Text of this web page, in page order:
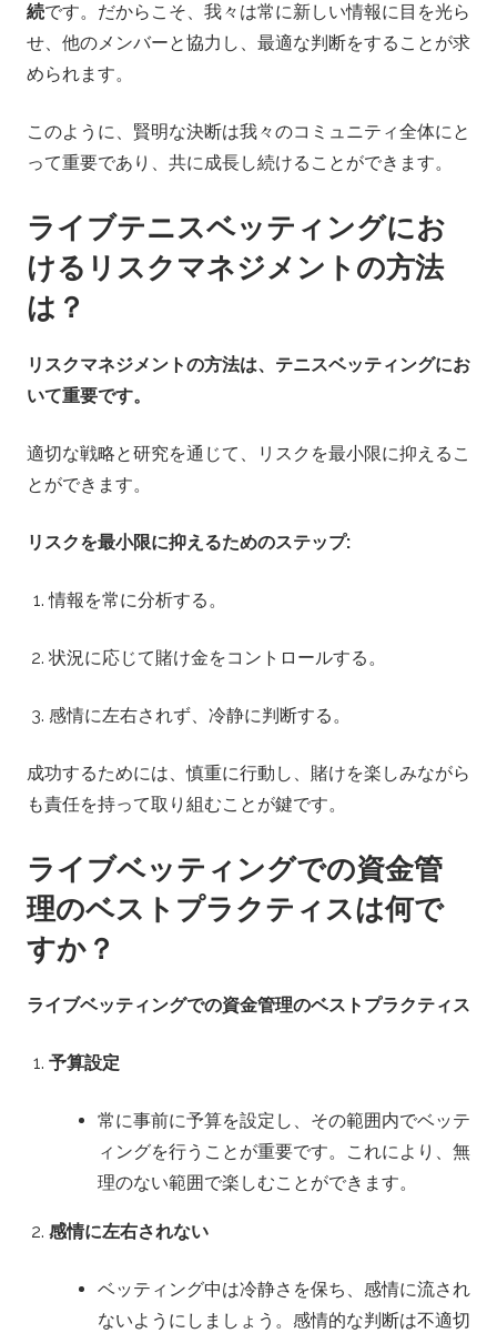
続です。だからこそ、我々は常に新しい情報に目を光ら
せ、他のメンバーと協力し、最適な判断をすることが求
められます。
このように、賢明な決断は我々のコミュニティ全体にと
って重要であり、共に成長し続けることができます。
ライブテニスベッティングにお
けるリスクマネジメントの方法
は？
リスクマネジメントの方法は、テニスベッティングにお
いて重要です。
適切な戦略と研究を通じて、リスクを最小限に抑えるこ
とができます。
リスクを最小限に抑えるためのステップ:
情報を常に分析する。
状況に応じて賭け金をコントロールする。
感情に左右されず、冷静に判断する。
成功するためには、慎重に行動し、賭けを楽しみながら
も責任を持って取り組むことが鍵です。
ライブベッティングでの資金管
理のベストプラクティスは何で
すか？
ライブベッティングでの資金管理のベストプラクティス
予算設定
常に事前に予算を設定し、その範囲内でベッテ
ィングを行うことが重要です。これにより、無
理のない範囲で楽しむことができます。
感情に左右されない
ベッティング中は冷静さを保ち、感情に流され
ないようにしましょう。感情的な判断は不適切